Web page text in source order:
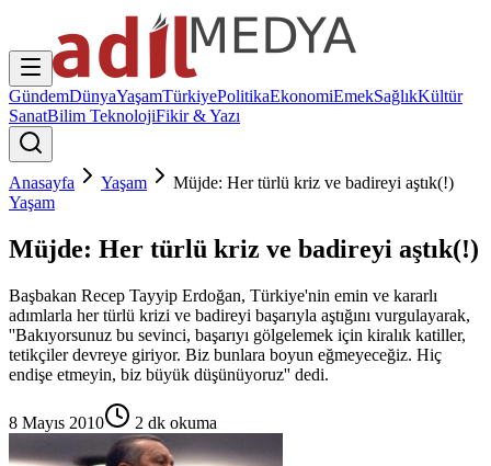
GündemDünyaYaşamTürkiyePolitikaEkonomiEmekSağlıkKültür
SanatBilim TeknolojiFikir & Yazı
Anasayfa Yaşam
Müjde: Her türlü kriz ve badireyi aştık(!)
Yaşam
Müjde: Her türlü kriz ve badireyi aştık(!)
Başbakan Recep Tayyip Erdoğan, Türkiye'nin emin ve kararlı
adımlarla her türlü krizi ve badireyi başarıyla aştığını vurgulayarak,
''Bakıyorsunuz bu sevinci, başarıyı gölgelemek için kiralık katiller,
tetikçiler devreye giriyor. Biz bunlara boyun eğmeyeceğiz. Hiç
endişe etmeyin, biz büyük düşünüyoruz'' dedi.
8 Mayıs 2010 2 dk okuma